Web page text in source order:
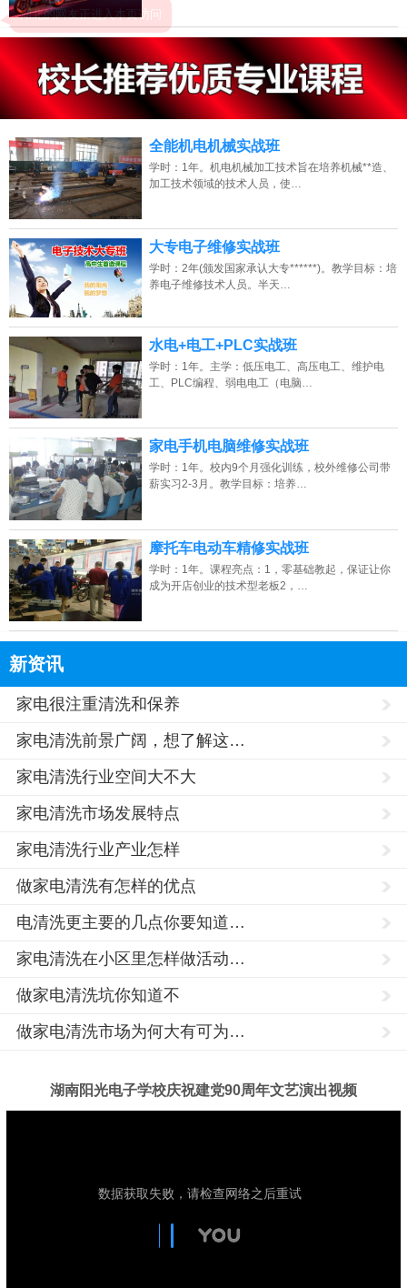
点击免费咨询电话：13807313137
全能机电机械实战班
学时：1年。机电机械加工技术旨在培养机械**造、
加工技术领域的技术人员，使…
大专电子维修实战班
学时：2年(颁发国家承认大专******)。教学目标：培
养电子维修技术人员。半天…
水电+电工+PLC实战班
学时：1年。主学：低压电工、高压电工、维护电
工、PLC编程、弱电电工（电脑…
家电手机电脑维修实战班
学时：1年。校内9个月强化训练，校外维修公司带
薪实习2-3月。教学目标：培养…
摩托车电动车精修实战班
学时：1年。课程亮点：1，零基础教起，保证让你
成为开店创业的技术型老板2，…
新资讯
家电很注重清洗和保养
家电清洗前景广阔，想了解这…
家电清洗行业空间大不大
家电清洗市场发展特点
家电清洗行业产业怎样
做家电清洗有怎样的优点
电清洗更主要的几点你要知道…
家电清洗在小区里怎样做活动…
做家电清洗坑你知道不
做家电清洗市场为何大有可为…
湖南阳光电子学校庆祝建党90周年文艺演出视频
家
电
洗